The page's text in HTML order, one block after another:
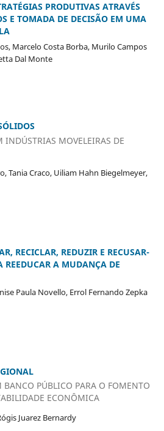
PRODUTIVAS ATRAVÉS
E TOMADA DE DECISÃO EM UMA
Marcelo Costa Borba, Murilo Campos
Dal Monte
INDÚSTRIAS MOVELEIRAS DE
Tania Craco, Uiliam Hahn Biegelmeyer,
RECICLAR, REDUZIR E RECUSAR-
REEDUCAR A MUDANÇA DE
Paula Novello, Errol Fernando Zepka
PÚBLICO PARA O FOMENTO
ECONÔMICA
Juarez Bernardy